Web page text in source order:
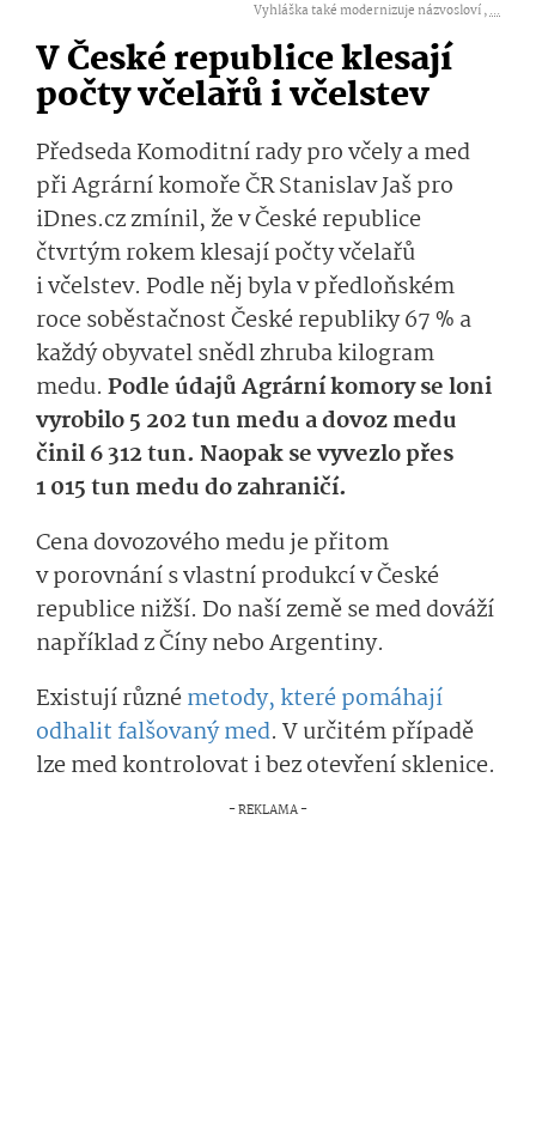
Vyhláška také modernizuje názvosloví ,...
V České republice klesají
počty včelařů i včelstev
Předseda Komoditní rady pro včely a med
při Agrární komoře ČR Stanislav Jaš pro
iDnes.cz zmínil, že v České republice
čtvrtým rokem klesají počty včelařů
i včelstev. Podle něj byla v předloňském
roce soběstačnost České republiky 67 % a
každý obyvatel snědl zhruba kilogram
medu. Podle údajů Agrární komory se loni
vyrobilo 5 202 tun medu a dovoz medu
činil 6 312 tun. Naopak se vyvezlo přes
1 015 tun medu do zahraničí.
Cena dovozového medu je přitom
v porovnání s vlastní produkcí v České
republice nižší. Do naší země se med dováží
například z Číny nebo Argentiny.
Existují různémetody, které pomáhají
odhalit falšovaný med. V určitém případě
lze med kontrolovat i bez otevření sklenice.